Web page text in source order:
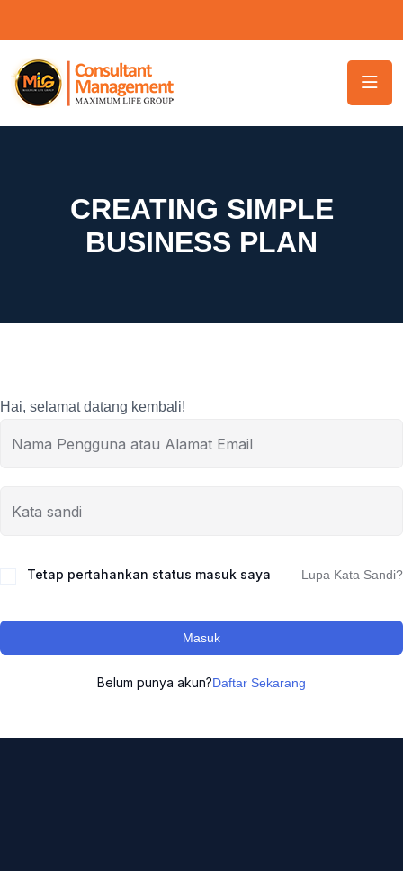
CREATING SIMPLE
BUSINESS PLAN
Hai, selamat datang kembali!
Tetap pertahankan status masuk saya Lupa Kata Sandi?
Masuk
Belum punya akun?Daftar Sekarang